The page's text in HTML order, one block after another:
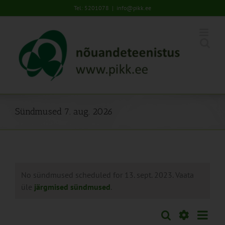
to
Tel: 5201078 | info@pikk.ee
Sündmused 7. aug. 2026
No sündmused scheduled for 13. sept. 2023. Vaata
üle järgmised sündmused
Sündmused
Otsi Päev